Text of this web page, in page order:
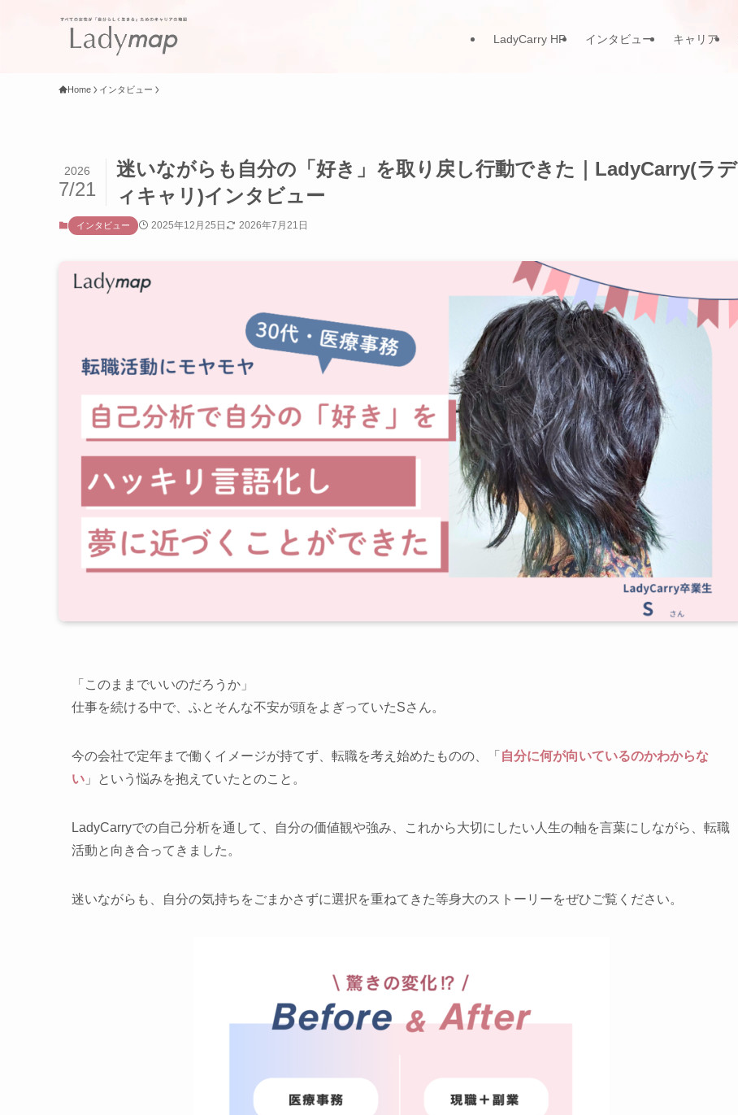
キャリア
インタビュー
LadyCarry HP
Home インタビュー
迷いながらも自分の「好き」を取り戻し行動できた｜LadyCarry(ラデ
ィキャリ)インタビュー
2026
7/21
インタビュー 2025年12月25日 2026年7月21日
「このままでいいのだろうか」
仕事を続ける中で、ふとそんな不安が頭をよぎっていたSさん。
今の会社で定年まで働くイメージが持てず、転職を考え始めたものの、「 自分に何が向いているのかわからな
い 」という悩みを抱えていたとのこと。
LadyCarryでの自己分析を通して、自分の価値観や強み、これから大切にしたい人生の軸を言葉にしながら、転職
活動と向き合ってきました。
迷いながらも、自分の気持ちをごまかさずに選択を重ねてきた等身大のストーリーをぜひご覧ください。